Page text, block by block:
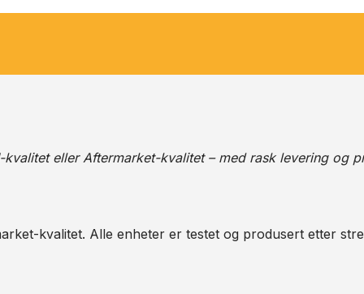
kvalitet eller Aftermarket-kvalitet – med rask levering og
kvalitet. Alle enheter er testet og produsert etter